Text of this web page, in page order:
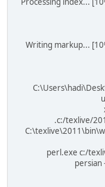
Writing markup...
c:/texlive/
perl.exe c:/
persian